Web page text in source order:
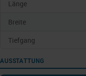
Länge
Breite
Tiefgang
AUSSTATTUNG